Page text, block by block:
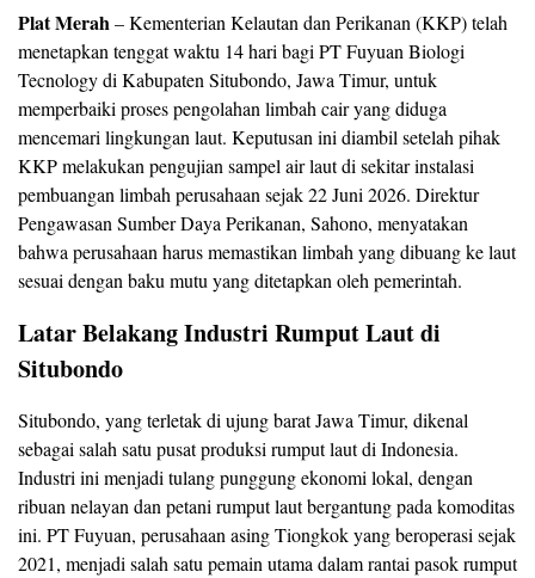
Plat Merah– Kementerian Kelautan dan Perikanan (KKP) telah
menetapkan tenggat waktu 14 hari bagi PT Fuyuan Biologi
Tecnology di Kabupaten Situbondo, Jawa Timur, untuk
memperbaiki proses pengolahan limbah cair yang diduga
mencemari lingkungan laut. Keputusan ini diambil setelah pihak
KKP melakukan pengujian sampel air laut di sekitar instalasi
pembuangan limbah perusahaan sejak 22 Juni 2026. Direktur
Pengawasan Sumber Daya Perikanan, Sahono, menyatakan
bahwa perusahaan harus memastikan limbah yang dibuang ke laut
sesuai dengan baku mutu yang ditetapkan oleh pemerintah.
Latar Belakang Industri Rumput Laut di
Situbondo
Situbondo, yang terletak di ujung barat Jawa Timur, dikenal
sebagai salah satu pusat produksi rumput laut di Indonesia.
Industri ini menjadi tulang punggung ekonomi lokal, dengan
ribuan nelayan dan petani rumput laut bergantung pada komoditas
ini. PT Fuyuan, perusahaan asing Tiongkok yang beroperasi sejak
2021, menjadi salah satu pemain utama dalam rantai pasok rumput